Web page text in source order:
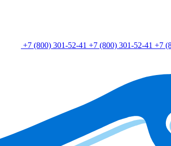
+7 (800) 301-52-41 +7 (800) 301-52-41 +7